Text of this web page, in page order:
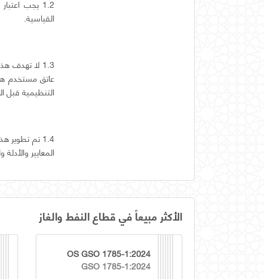
القياسية.
1.3 لا
عاتق مستخدم
التنظيمية قبل
1.4 تم
المعايير
الأكثر مبيعاً في قطاع النفط والغاز
OS GSO 1785-1:2024
GSO 1785-1:2024